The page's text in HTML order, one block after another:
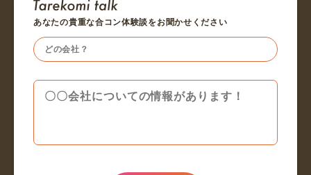
あなたの貴重な合コン体験談をお聞かせください